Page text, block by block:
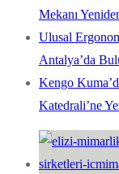
Mekanı
Ulusal
Antalya’da
Kengo
Katedrali’ne